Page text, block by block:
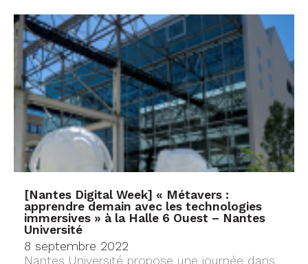
[Nantes Digital Week] « Métavers :
apprendre demain avec les technologies
immersives » à la Halle 6 Ouest – Nantes
Université
8 septembre 2022
Nantes Université propose une journée dans